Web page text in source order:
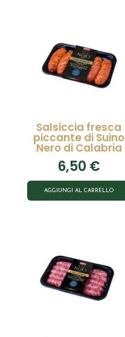
Salsiccia fresca
piccante di Suino
Nero di Calabria
6,50 €
AGGIUNGI AL CARRELLO